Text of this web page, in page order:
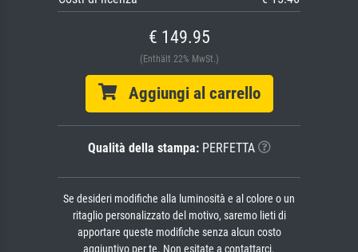
€ 149.95
(Enthält 22% MwSt.)
Aggiungi al carrello
Qualità della stampa:PERFETTA
Se desideri modifiche alla luminosità e al colore o un
ritaglio personalizzato del motivo, saremo lieti di
apportare queste modifiche senza alcun costo